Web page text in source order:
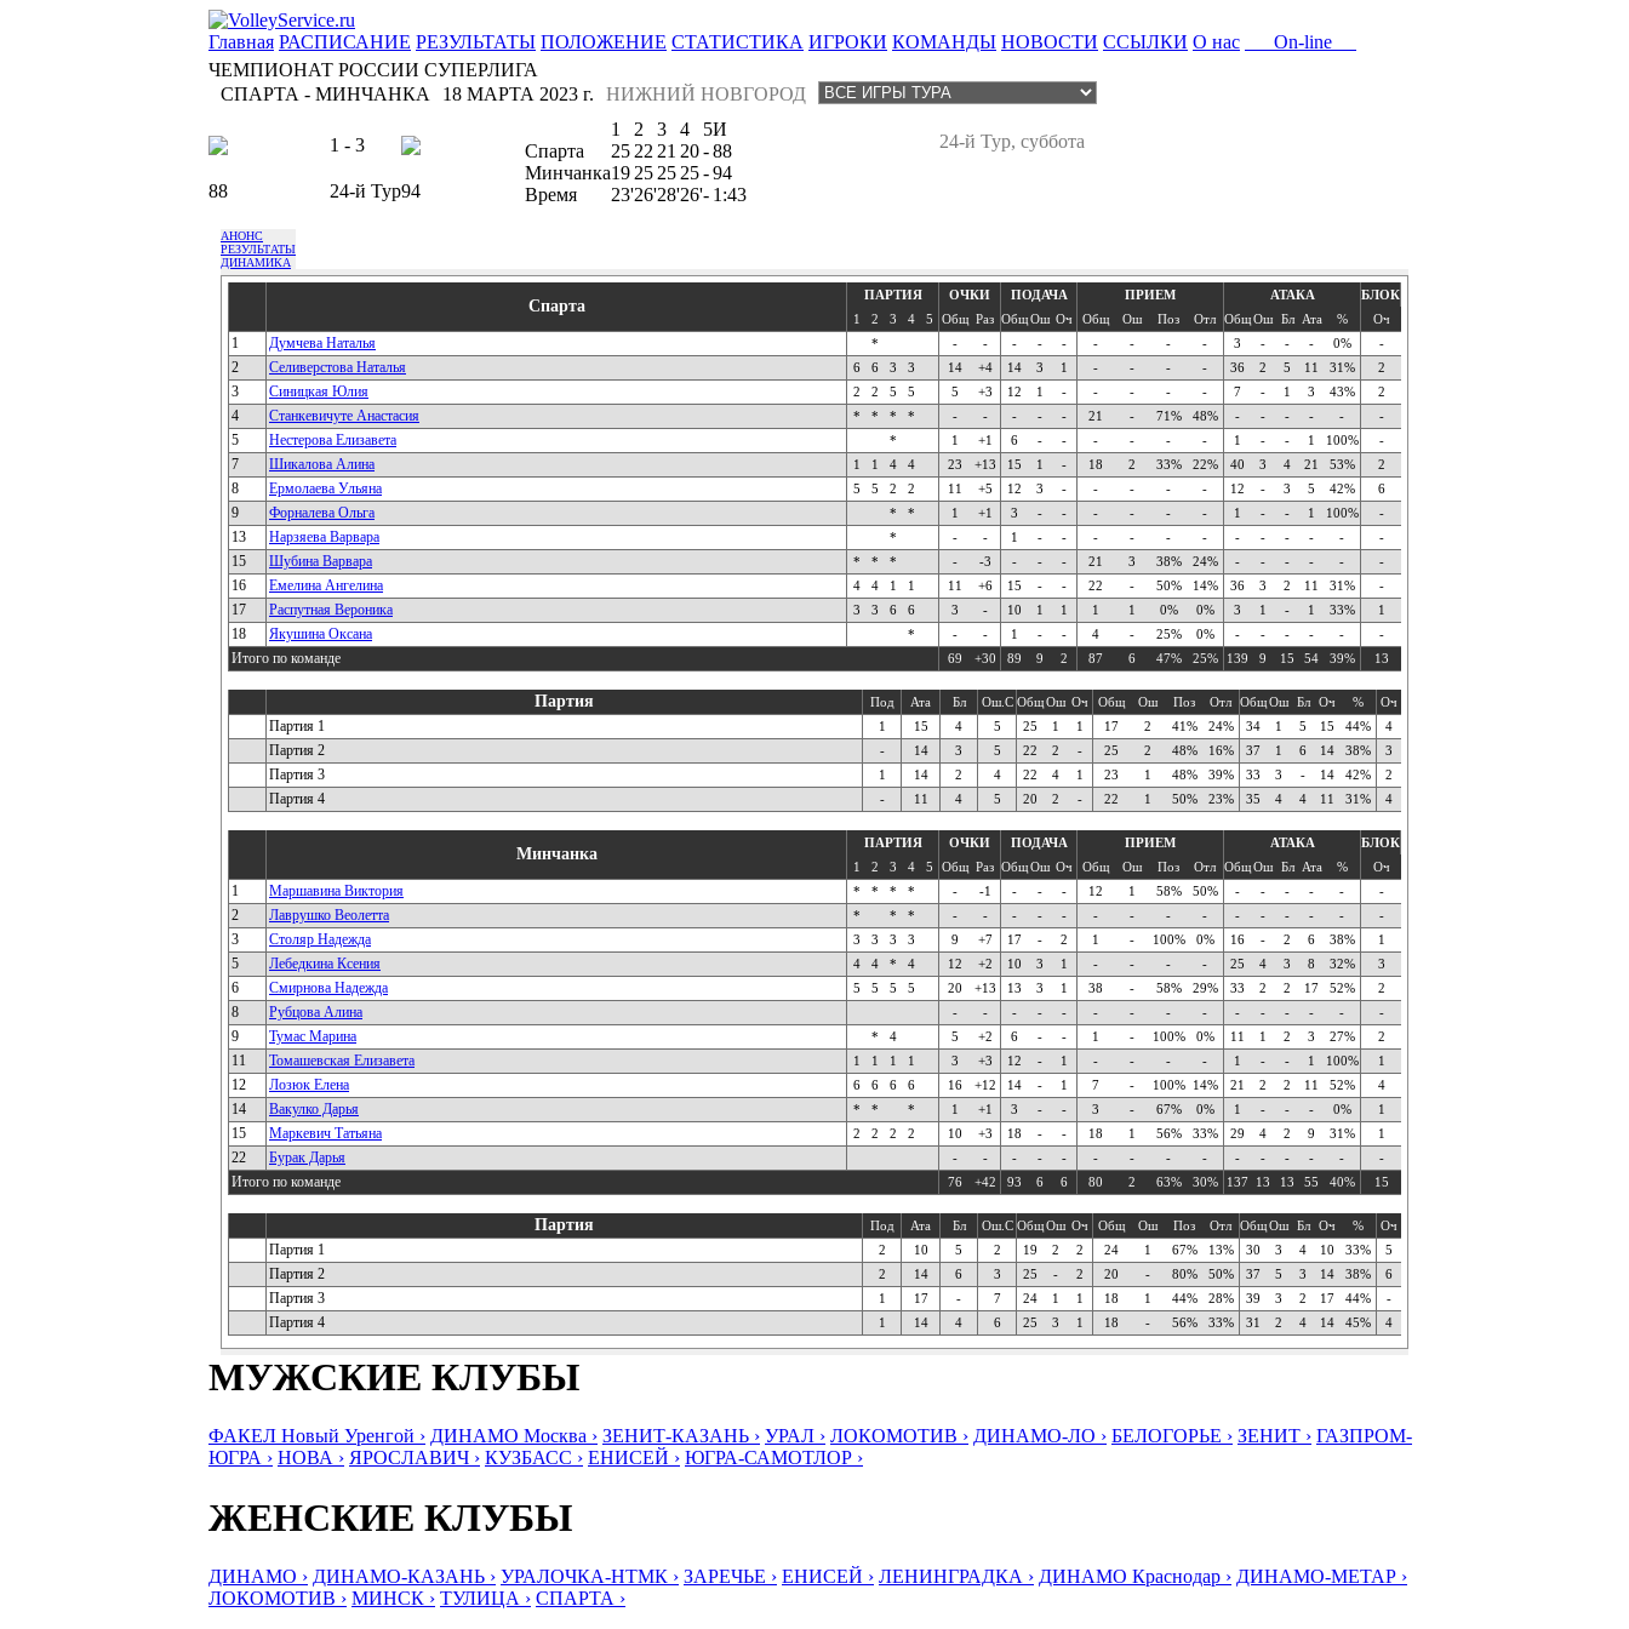
Главная РАСПИСАНИЕ РЕЗУЛЬТАТЫ ПОЛОЖЕНИЕ СТАТИСТИКА ИГРОКИ КОМАНДЫ НОВОСТИ ССЫЛКИ О нас
On-line
ЧЕМПИОНАТ РОССИИ СУПЕРЛИГА
СПАРТА - МИНЧАНКА
НИЖНИЙ НОВГОРОД
18 МАРТА 2023 г.
1 - 3
88 24-й Тур94
24-й Тур, суббота
1 2 3 4 5И
Спарта
25 22 21 20-88
Минчанка19 25 25 25-94
Время
23'26'28'26'- 1:43
АНОНС
РЕЗУЛЬТАТЫ
ДИНАМИКА
Спарта
ПАРТИЯ ОЧКИ ПОДАЧА ПРИЕМ АТАКА
БЛОК
1
2 3 4 5 Общ Раз ОбщОш Оч Общ Ош Поз Отл ОбщОш Бл Ата % Оч
1 Думчева Наталья * - - - - - - - - - 3 - - - 0% -
2 Селиверстова Наталья 6 6 3 3 14 +4 14 3 1 - - - - 36 2 5 11 31% 2
3 Синицкая Юлия 2 2 5 5 5 +3 12 1 - - - - - 7 - 1 3 43% 2
4 Станкевичуте Анастасия * * * * - - - - - 21 - 71% 48% - - - - - -
5 Нестерова Елизавета * 1 +1 6 - - - - - - 1 - - 1 100% -
7 Шикалова Алина 1 1 4 4 23 +13 15 1 - 18 2 33% 22% 40 3 4 21 53% 2
8 Ермолаева Ульяна 5 5 2 2 11 +5 12 3 - - - - - 12 - 3 5 42% 6
9 Форналева Ольга * * 1 +1 3 - - - - - - 1 - - 1 100% -
13 Нарзяева Варвара * - - 1 - - - - - - - - - - - -
15 Шубина Варвара * * * - -3 - - - 21 3 38% 24% - - - - - -
16 Емелина Ангелина 4 4 1 1 11 +6 15 - - 22 - 50% 14% 36 3 2 11 31% -
17 Распутная Вероника 3 3 6 6 3 - 10 1 1 1 1 0% 0% 3 1 - 1 33% 1
18 Якушина Оксана * - - 1 - - 4 - 25% 0% - - - - - -
Итого по команде 69 +30 89 9 2 87 6 47% 25% 139 9 15 54 39% 13
Партия Под Ата Бл Ош.С ОбщОш Оч Общ Ош Поз Отл ОбщОш Бл Оч % Оч
Партия 1 1 15 4 5 25 1 1 17 2 41% 24% 34 1 5 15 44% 4
Партия 2 - 14 3 5 22 2 - 25 2 48% 16% 37 1 6 14 38% 3
Партия 3 1 14 2 4 22 4 1 23 1 48% 39% 33 3 - 14 42% 2
Партия 4 - 11 4 5 20 2 - 22 1 50% 23% 35 4 4 11 31% 4
Минчанка
ПАРТИЯ ОЧКИ ПОДАЧА ПРИЕМ АТАКА
БЛОК
1
2 3 4 5 Общ Раз ОбщОш Оч Общ Ош Поз Отл ОбщОш Бл Ата % Оч
1 Маршавина Виктория * * * * - -1 - - - 12 1 58% 50% - - - - - -
2 Лаврушко Веолетта * * * - - - - - - - - - - - - - - -
3 Столяр Надежда 3 3 3 3 9 +7 17 - 2 1 - 100% 0% 16 - 2 6 38% 1
5 Лебедкина Ксения 4 4 * 4 12 +2 10 3 1 - - - - 25 4 3 8 32% 3
6 Смирнова Надежда 5 5 5 5 20 +13 13 3 1 38 - 58% 29% 33 2 2 17 52% 2
8 Рубцова Алина - - - - - - - - - - - - - - -
9 Тумас Марина * 4 5 +2 6 - - 1 - 100% 0% 11 1 2 3 27% 2
11 Томашевская Елизавета 1 1 1 1 3 +3 12 - 1 - - - - 1 - - 1 100% 1
12 Лозюк Елена 6 6 6 6 16 +12 14 - 1 7 - 100% 14% 21 2 2 11 52% 4
14 Вакулко Дарья * * * 1 +1 3 - - 3 - 67% 0% 1 - - - 0% 1
15 Маркевич Татьяна 2 2 2 2 10 +3 18 - - 18 1 56% 33% 29 4 2 9 31% 1
22 Бурак Дарья - - - - - - - - - - - - - - -
Итого по команде 76 +42 93 6 6 80 2 63% 30% 137 13 13 55 40% 15
Партия Под Ата Бл Ош.С ОбщОш Оч Общ Ош Поз Отл ОбщОш Бл Оч % Оч
Партия 1 2 10 5 2 19 2 2 24 1 67% 13% 30 3 4 10 33% 5
Партия 2 2 14 6 3 25 - 2 20 - 80% 50% 37 5 3 14 38% 6
Партия 3 1 17 - 7 24 1 1 18 1 44% 28% 39 3 2 17 44% -
Партия 4 1 14 4 6 25 3 1 18 - 56% 33% 31 2 4 14 45% 4
МУЖСКИЕ КЛУБЫ
ФАКЕЛ Новый Уренгой › ДИНАМО Москва › ЗЕНИТ-КАЗАНЬ › УРАЛ › ЛОКОМОТИВ › ДИНАМО-ЛО › БЕЛОГОРЬЕ › ЗЕНИТ › ГАЗПРОМ-
ЮГРА › НОВА › ЯРОСЛАВИЧ › КУЗБАСС › ЕНИСЕЙ › ЮГРА-САМОТЛОР ›
ЖЕНСКИЕ КЛУБЫ
ДИНАМО › ДИНАМО-КАЗАНЬ › УРАЛОЧКА-НТМК › ЗАРЕЧЬЕ › ЕНИСЕЙ › ЛЕНИНГРАДКА › ДИНАМО Краснодар › ДИНАМО-МЕТАР ›
ЛОКОМОТИВ › МИНСК › ТУЛИЦА › СПАРТА ›